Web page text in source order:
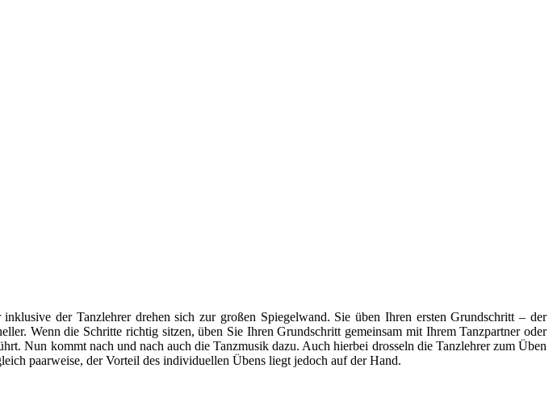
der Tanzlehrer drehen sich zur großen Spiegelwand. Sie üben Ihren ersten Grundschritt – der
Wenn die Schritte richtig sitzen, üben Sie Ihren Grundschritt gemeinsam mit Ihrem Tanzpartner oder
Nun kommt nach und nach auch die Tanzmusik dazu. Auch hierbei drosseln die Tanzlehrer zum Üben
paarweise, der Vorteil des individuellen Übens liegt jedoch auf der Hand.